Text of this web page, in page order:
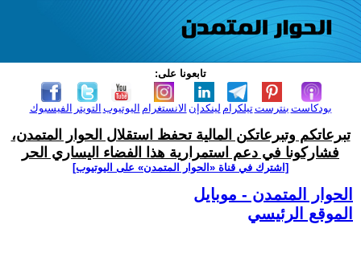
تابعونا على:
الفيسبوك التويتر اليوتيوب الانستغرام لينكدإن تيلكرامبنترست بودكاست
تبرعاتكم وتبرعاتكن المالية تحفظ استقلال الحوار المتمدن،
فشاركونا في دعم استمرارية هذا الفضاء اليساري الحر
[اشترك في قناة ‫«الحوار المتمدن» على اليوتيوب]
الحوار المتمدن - موبايل
الموقع الرئيسي